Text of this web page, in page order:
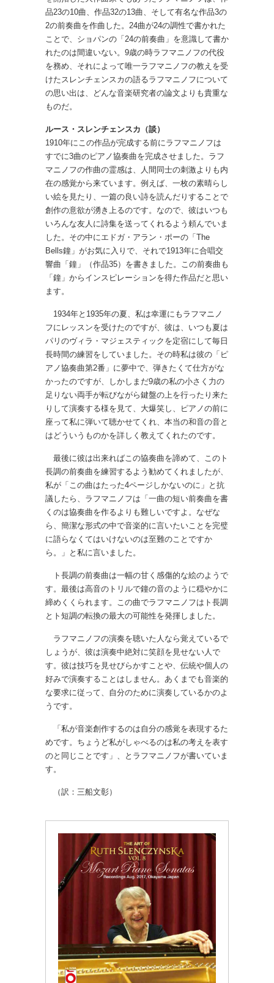
品23の10曲、作品32の13曲、そして有名な作品3の
2の前奏曲を作曲した。24曲が24の調性で書かれた
ことで、ショパンの「24の前奏曲」を意識して書か
れたのは間違いない。9歳の時ラフマニノフの代役
を務め、それによって唯一ラフマニノフの教えを受
けたスレンチェンスカの語るラフマニノフについて
の思い出は、どんな音楽研究者の論文よりも貴重な
ものだ。
ルース・スレンチェンスカ（談）
1910年にこの作品が完成する前にラフマニノフは
すでに3曲のピアノ協奏曲を完成させました。ラフ
マニノフの作曲の霊感は、人間同士の刺激よりも内
在の感覚から来ています。例えば、一枚の素晴らし
い絵を見たり、一篇の良い詩を読んだりすることで
創作の意欲が湧き上るのです。なので、彼はいつも
いろんな友人に詩集を送ってくれるよう頼んでいま
した。その中にエドガ・アラン・ポーの「The
Bells鐘」がお気に入りで、それで1913年に合唱交
響曲「鐘」（作品35）を書きました。この前奏曲も
「鐘」からインスピレーションを得た作品だと思い
ます。
1934年と1935年の夏、私は幸運にもラフマニノ
フにレッスンを受けたのですが、彼は、いつも夏は
パリのヴィラ・マジェスティックを定宿にして毎日
長時間の練習をしていました。その時私は彼の「ピ
アノ協奏曲第2番」に夢中で、弾きたくて仕方がな
かったのですが、しかしまだ9歳の私の小さく力の
足りない両手が転びながら鍵盤の上を行ったり来た
りして演奏する様を見て、大爆笑し、ピアノの前に
座って私に弾いて聴かせてくれ、本当の和音の音と
はどういうものかを詳しく教えてくれたのです。
最後に彼は出来ればこの協奏曲を諦めて、このト
長調の前奏曲を練習するよう勧めてくれましたが、
私が「この曲はたった4ページしかないのに」と抗
議したら、ラフマニノフは「一曲の短い前奏曲を書
くのは協奏曲を作るよりも難しいですよ。なぜな
ら、簡潔な形式の中で音楽的に言いたいことを完璧
に語らなくてはいけないのは至難のことですか
ら。」と私に言いました。
ト長調の前奏曲は一幅の甘く感傷的な絵のようで
す。最後は高音のトリルで鐘の音のように穏やかに
締めくくられます。この曲でラフマニノフはト長調
とト短調の転換の最大の可能性を発揮しました。
ラフマニノフの演奏を聴いた人なら覚えているで
しょうが、彼は演奏中絶対に笑顔を見せない人で
す。彼は技巧を見せびらかすことや、伝統や個人の
好みで演奏することはしません。あくまでも音楽的
な要求に従って、自分のために演奏しているかのよ
うです。
「私が音楽創作するのは自分の感覚を表現するた
めです。ちょうど私がしゃべるのは私の考えを表す
のと同じことです」、とラフマニノフが書いていま
す。
（訳：三船文彰）